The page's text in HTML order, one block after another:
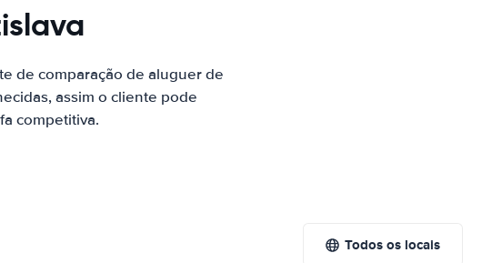
de comparação de aluguer de
assim o cliente pode
competitiva.
Todos os locais